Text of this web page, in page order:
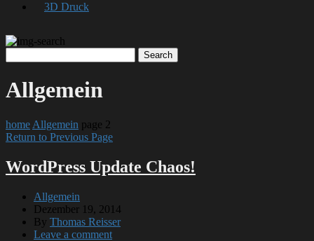
3D Druck
Allgemein
home Allgemein page 2
Return to Previous Page
WordPress Update Chaos!
Allgemein
Dezember 19, 2014
By Thomas Reisser
Leave a comment